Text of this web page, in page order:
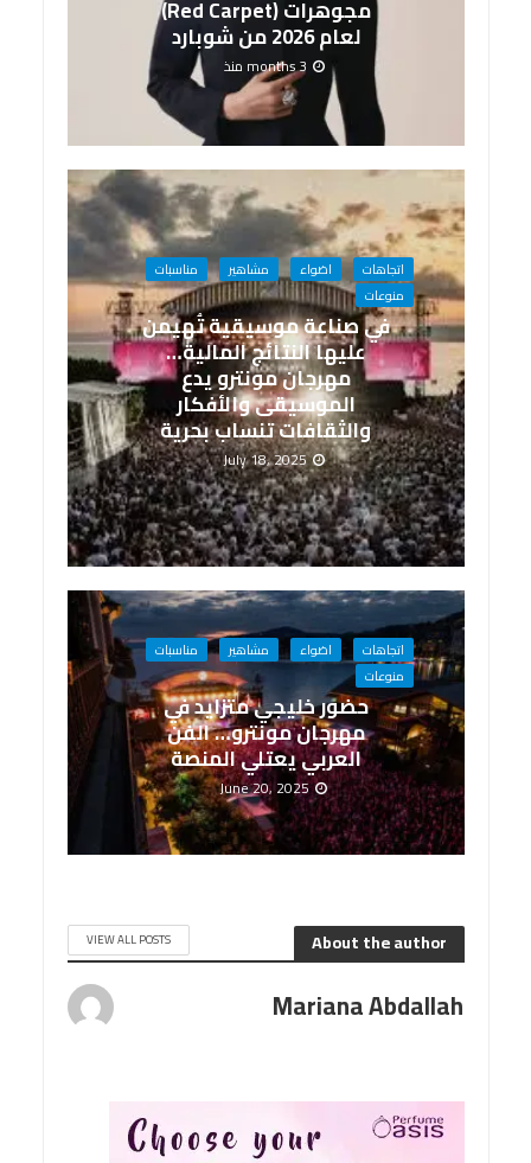
مجوهرات (Red Carpet)
لعام 2026 من شوبارد
3 months منذ
اتجاهات اضواء مشاهير
مناسبات
منوعات
في صناعة موسيقية تُهيمن
عليها النتائج المالية…
مهرجان مونترو يدع
الموسيقى والأفكار
والثقافات تنساب بحرية
July 18, 2025
اتجاهات اضواء مشاهير
مناسبات
منوعات
حضور خليجي متزايد في
مهرجان مونترو… الفن
العربي يعتلي المنصة
June 20, 2025
About the author
VIEW ALL POSTS
Mariana Abdallah